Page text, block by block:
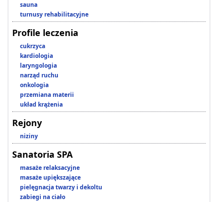
sauna
turnusy rehabilitacyjne
Profile leczenia
cukrzyca
kardiologia
laryngologia
narząd ruchu
onkologia
przemiana materii
układ krążenia
Rejony
niziny
Sanatoria SPA
masaże relaksacyjne
masaże upiększające
pielęgnacja twarzy i dekoltu
zabiegi na ciało